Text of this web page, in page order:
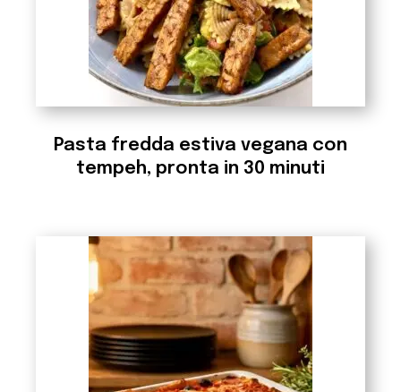
Pasta fredda estiva vegana con
tempeh, pronta in 30 minuti